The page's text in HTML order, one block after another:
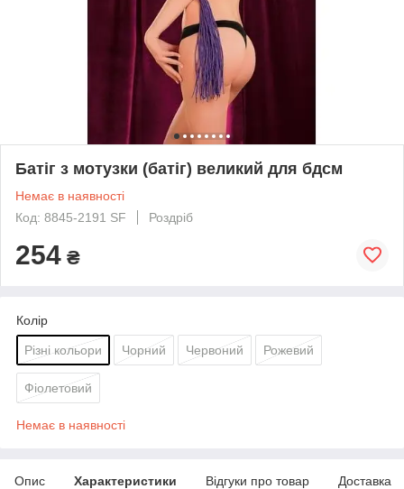
Батіг з мотузки (батіг) великий для бдсм
Немає в наявності
Код: 8845-2191 SF
Роздріб
254 ₴
Колір
Різні кольори Чорний Червоний Рожевий
Фіолетовий
Немає в наявності
Опис Характеристики Відгуки про товар Доставка